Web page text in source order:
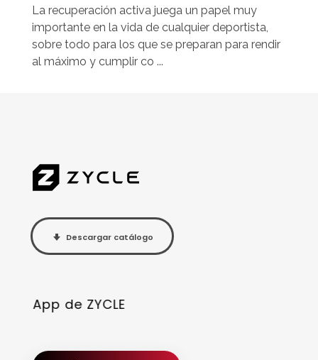
La recuperación activa juega un papel muy
importante en la vida de cualquier deportista,
sobre todo para los que se preparan para rendir
al máximo y cumplir co ...
Descargar catálogo
App de ZYCLE